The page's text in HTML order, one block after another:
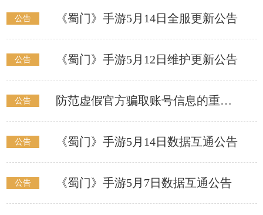
公告 《蜀门》手游5月14日全服更新公告
公告 《蜀门》手游5月12日维护更新公告
公告 防范虚假官方骗取账号信息的重要声明
公告 《蜀门》手游5月14日数据互通公告
公告 《蜀门》手游5月7日数据互通公告